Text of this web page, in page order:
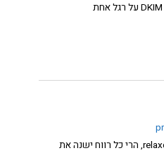
איך אפשר שיהיה גיבוב וגם relaxed, הרי כל רווח ישנה את